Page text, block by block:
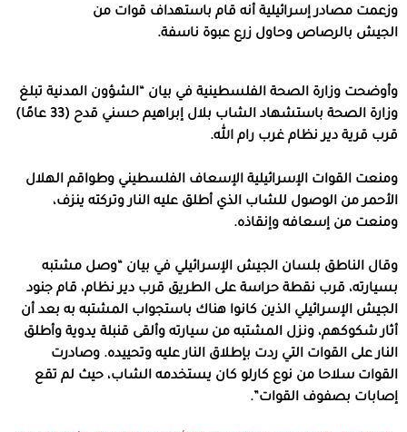
وزعمت مصادر إسرائيلية أنه قام باستهداف قوات من
الجيش بالرصاص وحاول زرع عبوة ناسفة.
وأوضحت وزارة الصحة الفلسطينية في بيان “الشؤون المدنية تبلغ
وزارة الصحة باستشهاد الشاب بلال إبراهيم حسني قدح (33 عامًا)
قرب قرية دير نظام غرب رام الله.
ومنعت القوات الإسرائيلية الإسعاف الفلسطيني وطواقم الهلال
الأحمر من الوصول للشاب الذي أطلق عليه النار وتركته ينزف،
ومنعت من إسعافه وإنقاذه.
وقال الناطق بلسان الجيش الإسرائيلي في بيان “وصل مشتبه
بسيارته، قرب نقطة حراسة على الطريق قرب دير نظام، قام جنود
الجيش الإسرائيلي الذين كانوا هناك باستجواب المشتبه به بعد أن
أثار شكوكهم، ونزل المشتبه من سيارته وألقى قنبلة يدوية وأطلق
النار على القوات التي ردت بإطلاق النار عليه وتحييده. وصادرت
القوات سلاحا من نوع كارلو كان يستخدمه الشاب، حيث لم تقع
إصابات بصفوف القوات”.